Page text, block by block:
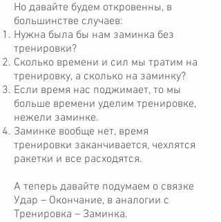
Но давайте будем откровенны, в
большинстве случаев:
Нужна была бы нам заминка без
тренировки?
Сколько времени и сил мы тратим на
тренировку, а сколько на заминку?
Если время нас поджимает, то мы
больше времени уделим тренировке,
нежели заминке.
Заминке вообще нет, время
тренировки заканчивается, чехлятся
ракетки и все расходятся.
А теперь давайте подумаем о связке
Удар – Окончание, в аналогии с
Тренировка – Заминка.